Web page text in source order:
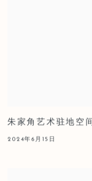
朱家角艺术驻地空
2024年6月15日